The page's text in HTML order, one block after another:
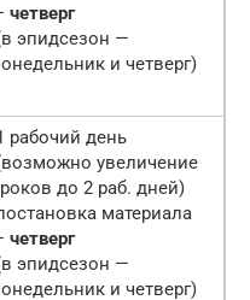
четверг
эпидсезон —
и четверг)
рабочий день
увеличение
до 2 раб. дней)
материала
четверг
эпидсезон —
и четверг)